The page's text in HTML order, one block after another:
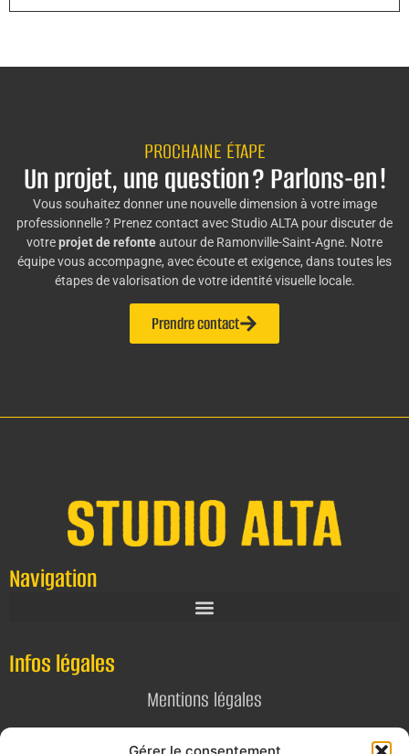
PROCHAINE ÉTAPE
Un projet, une question ? Parlons-en !
Vous souhaitez donner une nouvelle dimension à votre image
professionnelle ? Prenez contact avec Studio ALTA pour discuter de
votreprojet de refonteautour de Ramonville-Saint-Agne. Notre
équipe vous accompagne, avec écoute et exigence, dans toutes les
étapes de valorisation de votre identité visuelle locale.
Prendre contact
Navigation
Infos légales
Mentions légales
Politique de confidentialité